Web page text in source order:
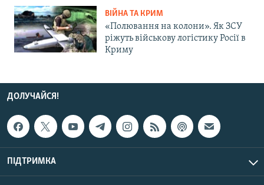
ВІЙНА ТА КРИМ
«Полювання на колони». Як ЗСУ
ріжуть військову логістику Росії в
Криму
ДОЛУЧАЙСЯ!
ПІДТРИМКА